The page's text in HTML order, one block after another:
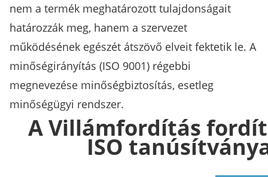
nem a termék meghatározott tulajdonságait
határozzák meg, hanem a szervezet
működésének egészét átszövő elveit fektetik le. A
minőségirányítás (ISO 9001) régebbi
megnevezése minőségbiztosítás, esetleg
minőségügyi rendszer.
A Villámfordítás
ISO